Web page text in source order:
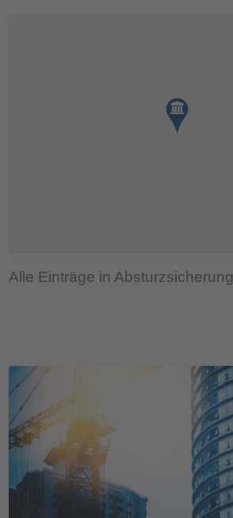
Alle Einträge in Absturzsicherung